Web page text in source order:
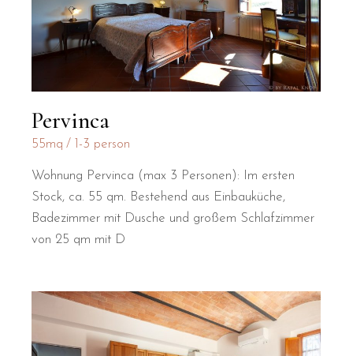
Pervinca
55mq 1-3 person
Wohnung Pervinca (max 3 Personen): Im ersten
Stock, ca. 55 qm. Bestehend aus Einbauküche,
Badezimmer mit Dusche und großem Schlafzimmer
von 25 qm mit D